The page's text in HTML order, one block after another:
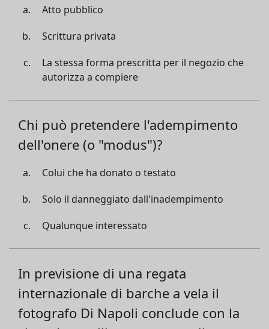
Atto pubblico
Scrittura privata
La stessa forma prescritta per il negozio che
autorizza a compiere
Chi può pretendere l'adempimento
dell'onere (o "modus")?
Colui che ha donato o testato
Solo il danneggiato dall'inadempimento
Qualunque interessato
In previsione di una regata
internazionale di barche a vela il
fotografo Di Napoli conclude con la